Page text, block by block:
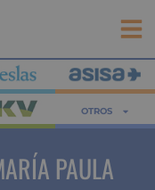
OTROS
PAULA